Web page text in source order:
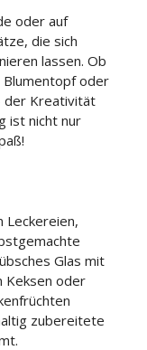
oder auf
die sich
lassen. Ob
oder
der Kreativität
ist nicht nur
Leckereien,
Glas mit
Keksen oder
zubereitete